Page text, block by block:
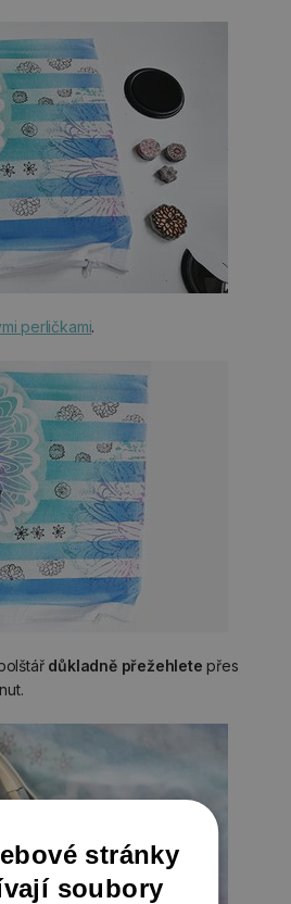
perličkami.
důkladně přežehlete přes
stránky
soubory